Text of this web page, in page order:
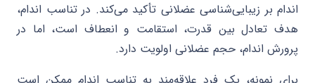
اندام بر زیبایی‌شناسی عضلانی تأکید می‌کند. در تناسب اندام،
هدف تعادل بین قدرت، استقامت و انعطاف است، اما در
پرورش اندام، حجم عضلانی اولویت دارد.